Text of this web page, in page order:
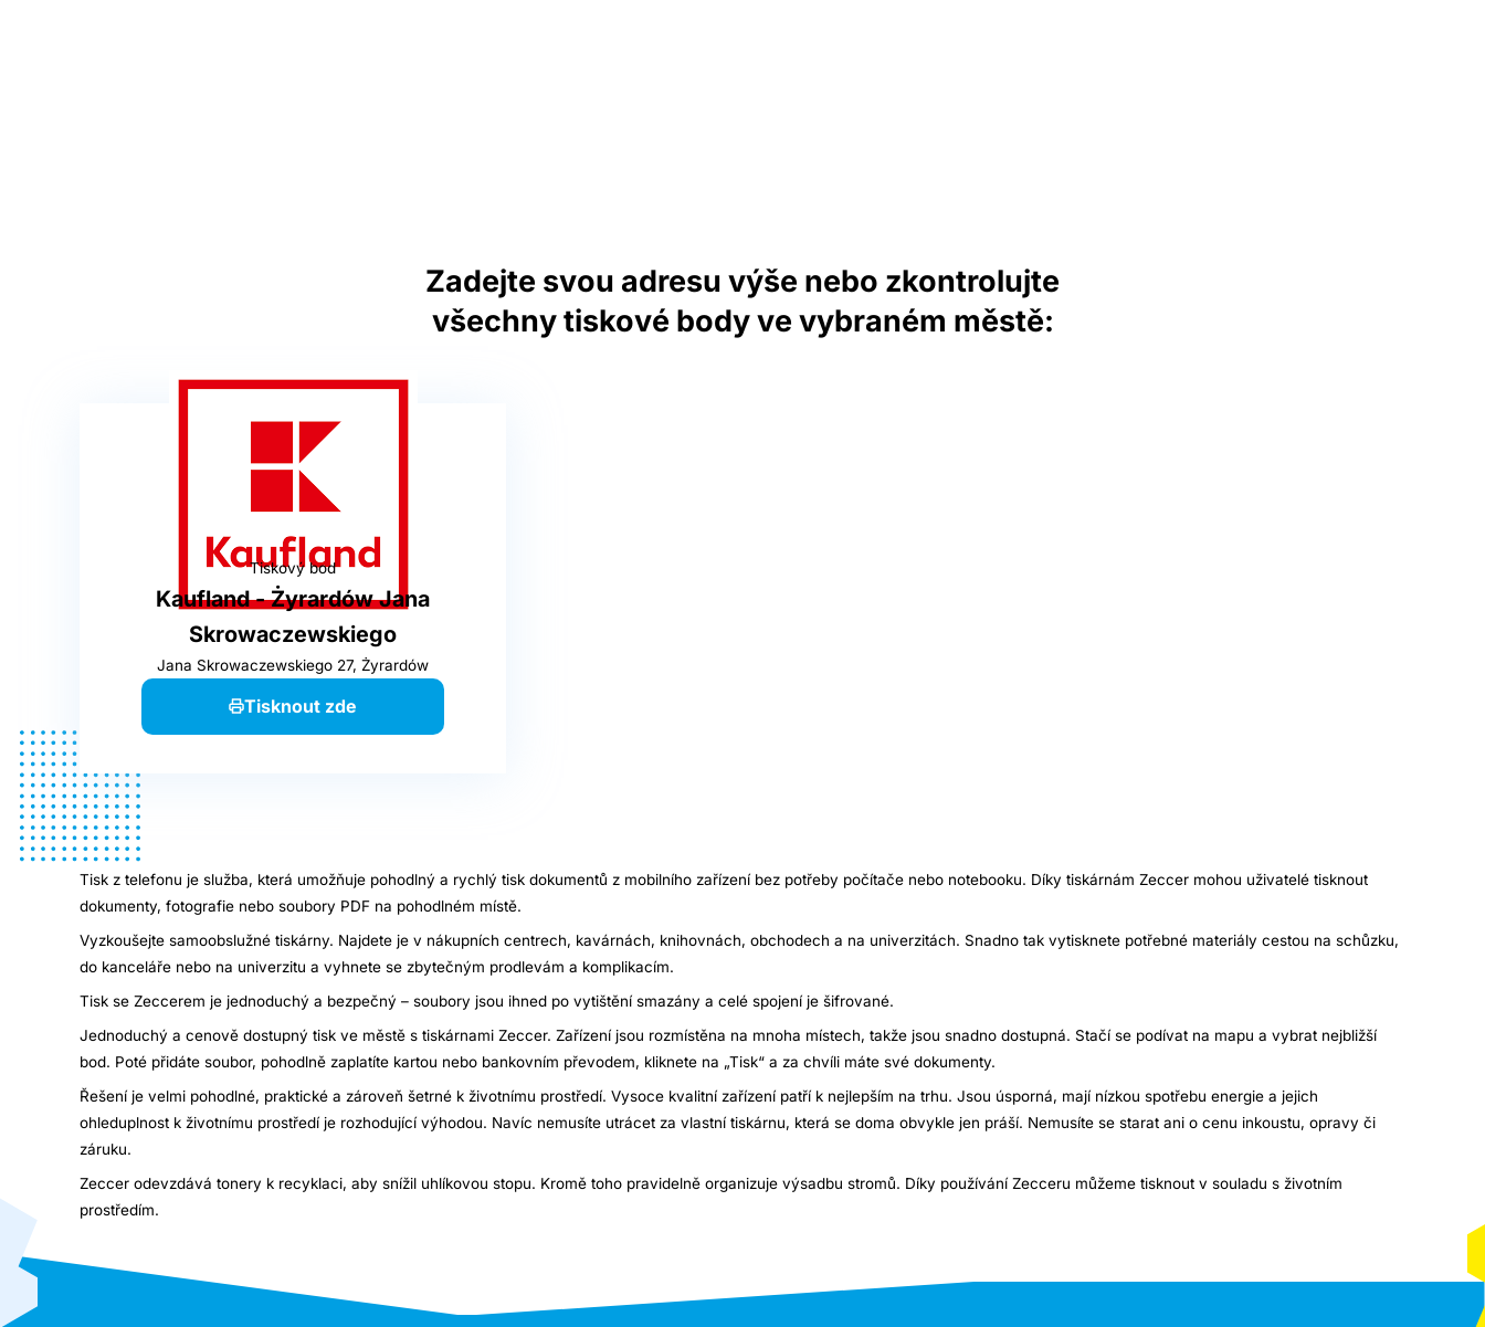
Zadejte svou adresu výše nebo zkontrolujte
všechny tiskové body ve vybraném městě:
Tiskový bod
Kaufland - Żyrardów Jana
Skrowaczewskiego
Jana Skrowaczewskiego 27, Żyrardów
Tisknout zde
Tisk z telefonu je služba, která umožňuje pohodlný a rychlý tisk dokumentů z mobilního zařízení bez potřeby počítače nebo notebooku. Díky tiskárnám Zeccer mohou uživatelé tisknout
dokumenty, fotografie nebo soubory PDF na pohodlném místě.
Vyzkoušejte samoobslužné tiskárny. Najdete je v nákupních centrech, kavárnách, knihovnách, obchodech a na univerzitách. Snadno tak vytisknete potřebné materiály cestou na schůzku,
do kanceláře nebo na univerzitu a vyhnete se zbytečným prodlevám a komplikacím.
Tisk se Zeccerem je jednoduchý a bezpečný – soubory jsou ihned po vytištění smazány a celé spojení je šifrované.
Jednoduchý a cenově dostupný tisk ve městě s tiskárnami Zeccer. Zařízení jsou rozmístěna na mnoha místech, takže jsou snadno dostupná. Stačí se podívat na mapu a vybrat nejbližší
bod. Poté přidáte soubor, pohodlně zaplatíte kartou nebo bankovním převodem, kliknete na „Tisk“ a za chvíli máte své dokumenty.
Řešení je velmi pohodlné, praktické a zároveň šetrné k životnímu prostředí. Vysoce kvalitní zařízení patří k nejlepším na trhu. Jsou úsporná, mají nízkou spotřebu energie a jejich
ohleduplnost k životnímu prostředí je rozhodující výhodou. Navíc nemusíte utrácet za vlastní tiskárnu, která se doma obvykle jen práší. Nemusíte se starat ani o cenu inkoustu, opravy či
záruku.
Zeccer odevzdává tonery k recyklaci, aby snížil uhlíkovou stopu. Kromě toho pravidelně organizuje výsadbu stromů. Díky používání Zecceru můžeme tisknout v souladu s životním
prostředím.